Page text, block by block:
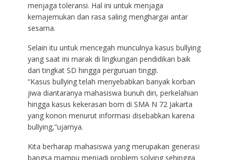
menjaga toleransi. Hal ini untuk menjaga
kemajemukan dan rasa saling menghargai antar
sesama.
Selain itu untuk mencegah munculnya kasus bullying
yang saat ini marak di lingkungan pendidikan baik
dari tingkat SD hingga perguruan tinggi.
“Kasus bullying telah menyebabkan banyak korban
jiwa diantaranya mahasiswa bunuh diri, perkelahian
hingga kasus kekerasan bom di SMA N 72 Jakarta
yang konon menurut informasi disebabkan karena
bullying,”ujarnya.
Kita berharap mahasiswa yang merupakan generasi
bangsa mampu menjadi problem solving sehingga